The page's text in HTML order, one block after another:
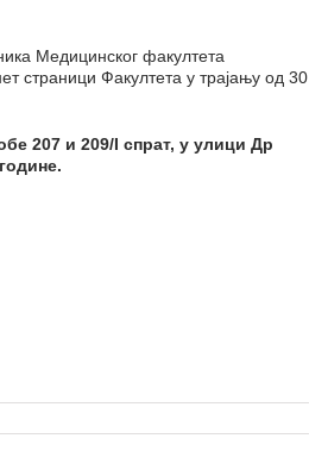
Медицинског факултета
страници Факултета у трајању од 30
207 и 209/I спрат, у улици Др